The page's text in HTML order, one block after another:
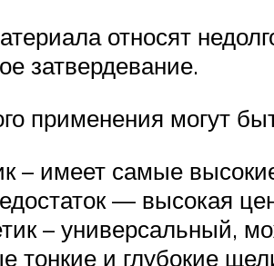
относят
затвердевание.
применения могут
– имеет самые
— высокая
– универсальный,
тонкие и глубокие